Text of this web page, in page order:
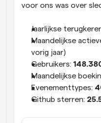
voor ons was over
Jaarlijkse
Maandelijkse
vorig jaar)
Gebruikers:
Maandelijkse
Evenementtypes:
Github sterren: